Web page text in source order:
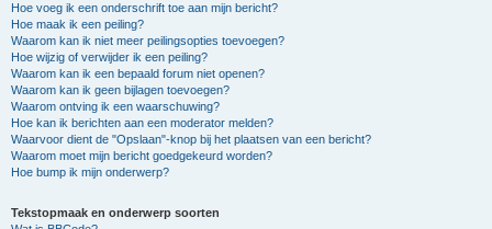
Hoe voeg ik een onderschrift toe aan mijn bericht?
Hoe maak ik een peiling?
Waarom kan ik niet meer peilingsopties toevoegen?
Hoe wijzig of verwijder ik een peiling?
Waarom kan ik een bepaald forum niet openen?
Waarom kan ik geen bijlagen toevoegen?
Waarom ontving ik een waarschuwing?
Hoe kan ik berichten aan een moderator melden?
Waarvoor dient de "Opslaan"-knop bij het plaatsen van een bericht?
Waarom moet mijn bericht goedgekeurd worden?
Hoe bump ik mijn onderwerp?
Tekstopmaak en onderwerp soorten